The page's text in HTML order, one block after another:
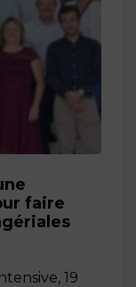
faire
19